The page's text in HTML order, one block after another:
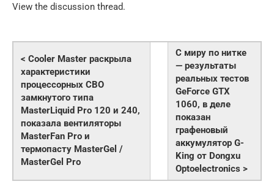
View the discussion thread.
< Cooler Master раскрыла
характеристики
процессорных СВО
замкнутого типа
MasterLiquid Pro 120 и 240,
показала вентиляторы
MasterFan Pro и
термопасту MasterGel /
MasterGel Pro
С миру по нитке
— результаты
реальных тестов
GeForce GTX
1060, в деле
показан
графеновый
аккумулятор G-
King от Dongxu
Optoelectronics >